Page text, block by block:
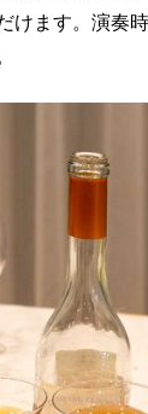
けます。演奏